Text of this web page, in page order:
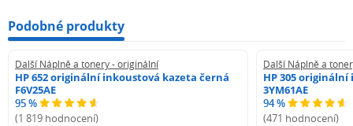
Podobné produkty
Další Náplně a tonery - originální
HP 652 originální inkoustová kazeta černá
F6V25AE
95 %
(1 819 hodnocení)
Další Náplně a
HP 305
3YM61AE
94 %
(471 hodnocení)